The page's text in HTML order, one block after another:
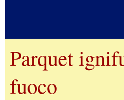
Parquet
fuoco